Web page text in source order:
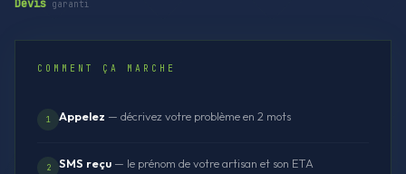
Devis garanti
COMMENT ÇA MARCHE
1 Appelez — décrivez votre problème en 2 mots
2 SMS reçu — le prénom de votre artisan et son ETA